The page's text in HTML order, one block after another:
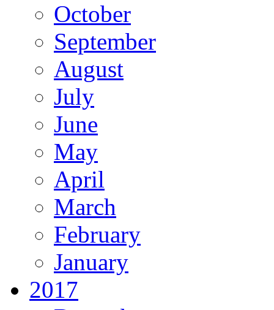
October
September
August
July
June
May
April
March
February
January
2017